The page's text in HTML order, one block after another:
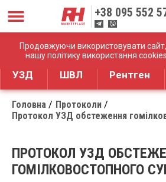
Продовжуючи використовувати
нашу політику використання
+38 095 552
Дистрибуція медичного
УЗД ШВЛ Рентген
Головна
Протоколи
Протокол УЗД обстеження
ПРОТОКОЛ УЗД
ГОМІЛКОВОСТОПНОГО